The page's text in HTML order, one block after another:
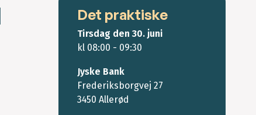
Det praktiske
Tirsdag den 30. juni
kl 08:00 - 09:30
Jyske Bank
Frederiksborgvej 27
3450 Allerød